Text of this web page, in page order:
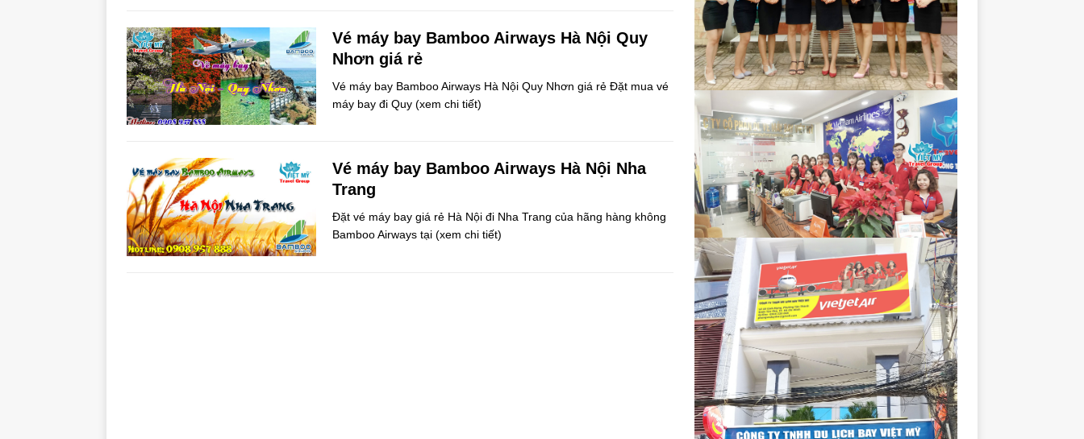
Vé máy bay Bamboo Airways Hà Nội Quy
Nhơn giá rẻ
Vé máy bay Bamboo Airways Hà Nội Quy Nhơn giá rẻ Đặt mua vé
máy bay đi Quy (xem chi tiết)
Vé máy bay Bamboo Airways Hà Nội Nha
Trang
Đặt vé máy bay giá rẻ Hà Nội đi Nha Trang của hãng hàng không
Bamboo Airways tại (xem chi tiết)